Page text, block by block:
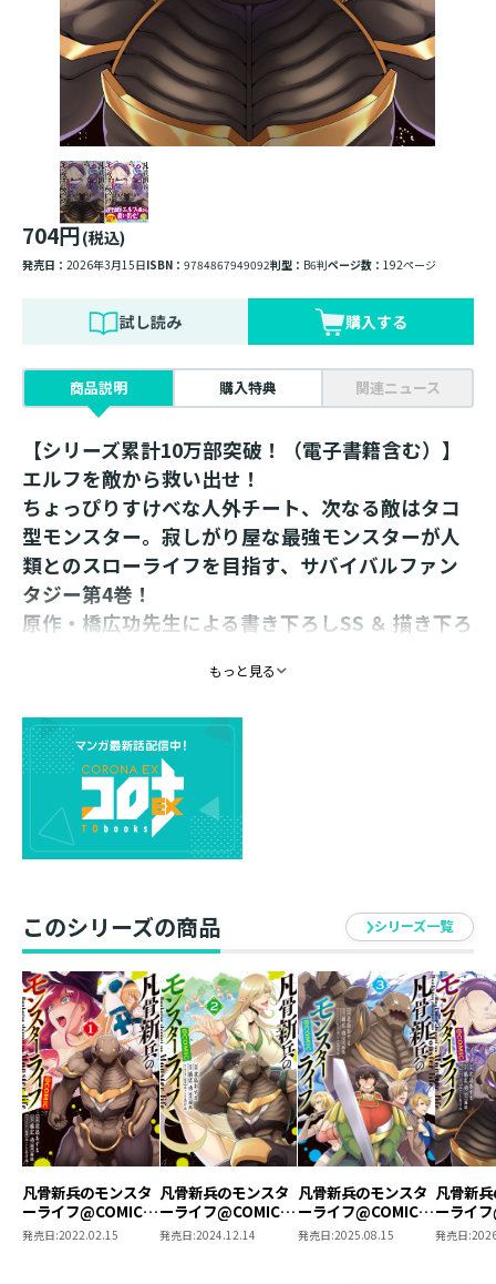
704円(税込)
発売日： 2026年3月15日ISBN： 9784867949092判型： B6判ページ数： 192ページ
試し読み 購入する
商品説明 購入特典 関連ニュース
【シリーズ累計10万部突破！（電子書籍含む）】
エルフを敵から救い出せ！
ちょっぴりすけべな人外チート、次なる敵はタコ
型モンスター。寂しがり屋な最強モンスターが人
類とのスローライフを目指す、サバイバルファン
タジー第4巻！
原作・橋広功先生による書き下ろしSS ＆ 描き下ろ
化モンスター・ユーノス。
討伐を進める中でディエラから謎の色仕掛け【宣戦布
告】(?)を受けるも、人間との共存が僅かに見え始めてい
拠点帰宅後、日課のエルフ偵察をしに出掛けたユーノス
は、森の異変を察知する。
渦中にはいつもの優雅な姿とは変わり、怯える様子の8号
さん。
震える女性を見過ごすは帝国兵に非ずと、戦いに出るユ
ーノスだったが、タコの正体はただのモンスターではな
くて…!?
孤独な最強モンスターが安寧のスローライフを目指す、
サバイバルファンタジー第4巻!!
もっと見る
このシリーズの商品 シリーズ一覧
凡骨新兵のモンスタ
ーライフ@COMIC
第1巻
発売日:2022.02.15
凡骨新兵のモンスタ
ーライフ@COMIC
第2巻
発売日:2024.12.14
凡骨新兵のモンスタ
ーライフ@COMIC
第3巻
発売日:2025.08.15
凡骨新
ーライ
第4巻
発売日: